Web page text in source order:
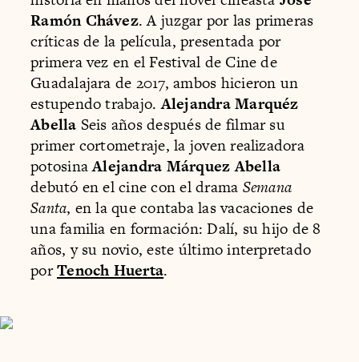
Ramón Chávez. A juzgar por las primeras
críticas de la película, presentada por
primera vez en el Festival de Cine de
Guadalajara de 2017, ambos hicieron un
estupendo trabajo.Alejandra Marquéz
Abella Seis años después de filmar su
primer cortometraje, la joven realizadora
potosinaAlejandra Márquez Abella
debutó en el cine con el drama Semana
Santa, en la que contaba las vacaciones de
una familia en formación: Dalí, su hijo de 8
años, y su novio, este último interpretado
porTenoch Huerta.